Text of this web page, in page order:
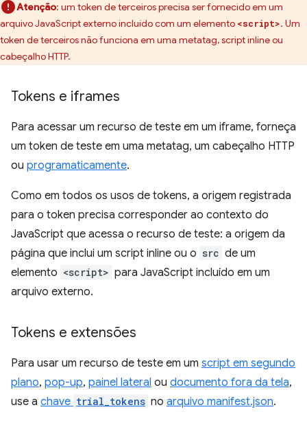
Atenção: um token de terceiros precisa ser fornecido em um
arquivo JavaScript externo incluído com um elemento <script>. Um
token de terceiros não funciona em uma metatag, script inline ou
cabeçalho HTTP.
Tokens e iframes
Para acessar um recurso de teste em um iframe, forneça
um token de teste em uma metatag, um cabeçalho HTTP
ou programaticamente.
Como em todos os usos de tokens, a origem registrada
para o token precisa corresponder ao contexto do
JavaScript que acessa o recurso de teste: a origem da
página que inclui um script inline ou o src de um
elemento <script> para JavaScript incluído em um
arquivo externo.
Tokens e extensões
Para usar um recurso de teste em um script em segundo
plano, pop-up, painel lateral ou documento fora da tela,
use a chave trial_tokens no arquivo manifest.json.